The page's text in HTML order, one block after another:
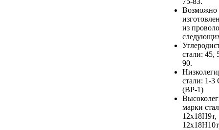
Возможно
из
стали: 45,
90.
стали: 1-
(ВР-1)
марки
12х18H9т,